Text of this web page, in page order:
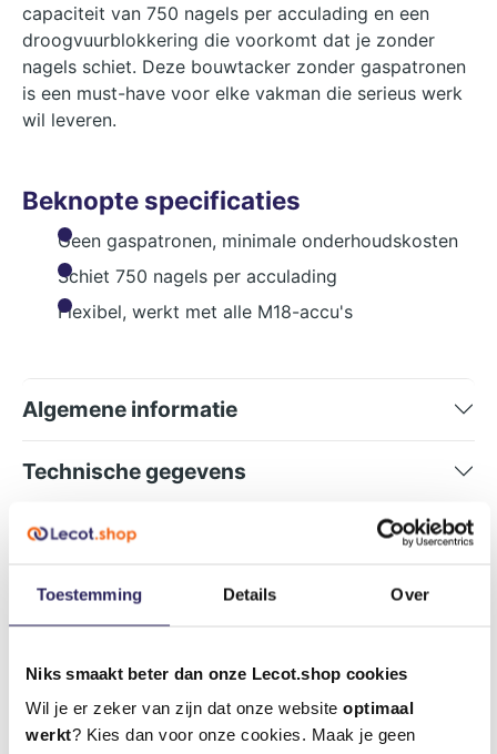
Toestemming Details Over
Niks smaakt beter dan onze Lecot.shop cookies
Wil je er zeker van zijn dat onze website optimaal
werkt? Kies dan voor onze cookies. Maak je geen
capaciteit van 750 nagels per acculading en een
droogvuurblokkering die voorkomt dat je zonder
nagels schiet. Deze bouwtacker zonder gaspatronen
is een must-have voor elke vakman die serieus werk
wil leveren.
Beknopte specificaties
Geen gaspatronen, minimale onderhoudskosten
Schiet 750 nagels per acculading
Flexibel, werkt met alle M18-accu's
Algemene informatie
Technische gegevens
Inhoud van de verpakking
Over Milwaukee
Deze interesseren je misschien ook